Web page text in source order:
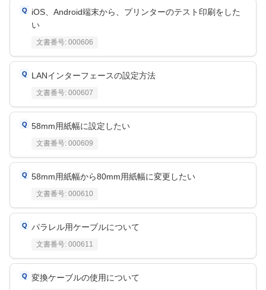
iOS、Android端末から、プリンターのテスト印刷をした
い
文書番号: 000606
LANインターフェースの設定方法
文書番号: 000607
58mm用紙幅に設定したい
文書番号: 000609
58mm用紙幅から80mm用紙幅に変更したい
文書番号: 000610
パラレル用ケーブルについて
文書番号: 000611
変換ケーブルの使用について